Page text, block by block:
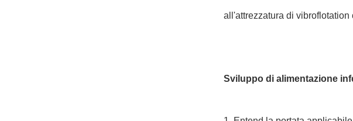
all'attrezzatura di
Sviluppo di alimentazione